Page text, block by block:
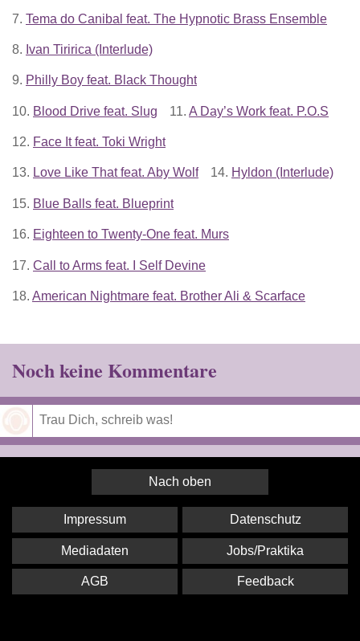
7. Tema do Canibal feat. The Hypnotic Brass Ensemble
8. Ivan Tiririca (Interlude)
9. Philly Boy feat. Black Thought
10. Blood Drive feat. Slug 11. A Day’s Work feat. P.O.S
12. Face It feat. Toki Wright
13. Love Like That feat. Aby Wolf 14. Hyldon (Interlude)
15. Blue Balls feat. Blueprint
16. Eighteen to Twenty-One feat. Murs
17. Call to Arms feat. I Self Devine
18. American Nightmare feat. Brother Ali & Scarface
Noch keine Kommentare
Nach oben
Impressum Datenschutz
Mediadaten Jobs/Praktika
AGB Feedback